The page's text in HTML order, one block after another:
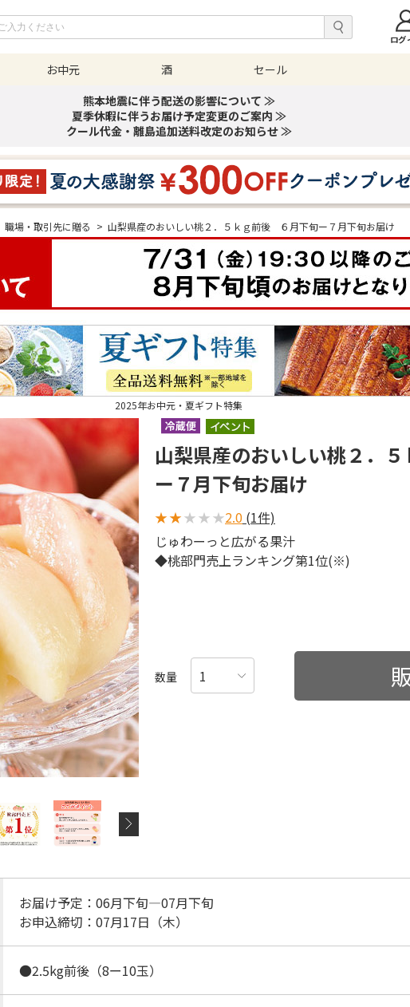
ログ
お中元 酒
セール
熊本地震に伴う配送の影響について ≫
夏季休暇に伴うお届け予定変更のご案内 ≫
クール代金・離島追加送料改定のお知らせ ≫
職場・取引先に贈る > 山梨県産のおいしい桃２．５ｋｇ前後 ６月下旬ー７月下旬お届け
2025年お中元・夏ギフト特集
山梨県産のおいしい桃２．
ー７月下旬お届け
★★★★★2.0 (1件)
じゅわーっと広がる果汁
◆桃部門売上ランキング第1位(※)
数量
お届け予定：06月下旬―07月下旬
お申込締切：07月17日（木）
●2.5kg前後（8ー10玉）